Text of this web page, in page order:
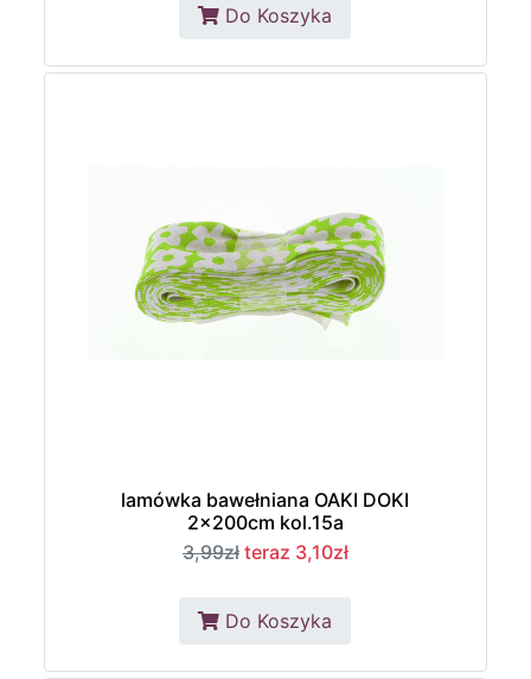
Do Koszyka
lamówka bawełniana OAKI DOKI
2x200cm kol.15a
3,99zł teraz 3,10zł
Do Koszyka